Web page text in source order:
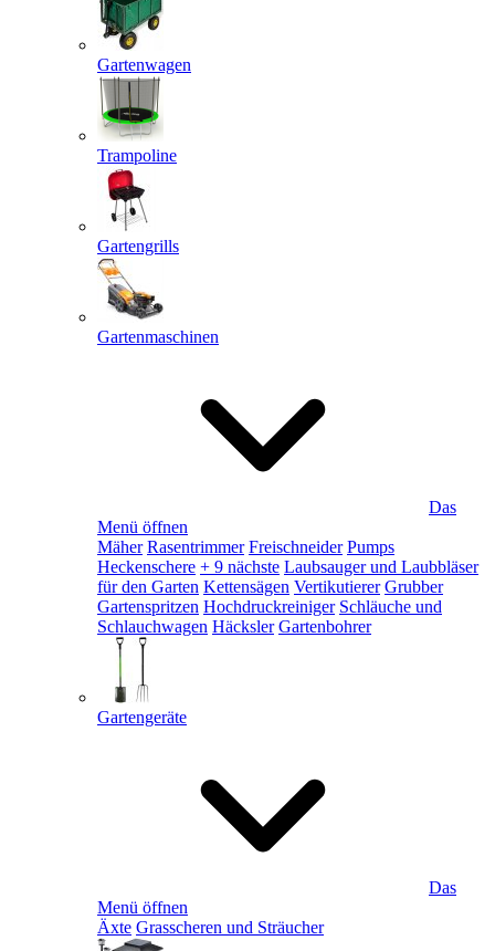
Gartenwagen
Trampoline
Gartengrills
Gartenmaschinen
Das
Menü öffnen
Mäher Rasentrimmer Freischneider Pumps
Heckenschere + 9 nächste Laubsauger und Laubbläser
für den Garten Kettensägen Vertikutierer Grubber
Gartenspritzen Hochdruckreiniger Schläuche und
Schlauchwagen Häcksler Gartenbohrer
Gartengeräte
Das
Menü öffnen
Äxte Grasscheren und Sträucher